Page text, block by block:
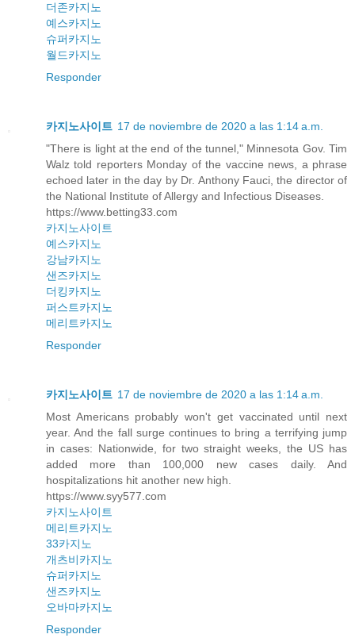
더존카지노
예스카지노
슈퍼카지노
월드카지노
Responder
카지노사이트 17 de noviembre de 2020 a las 1:14 a.m.
"There is light at the end of the tunnel," Minnesota Gov. Tim
Walz told reporters Monday of the vaccine news, a phrase
echoed later in the day by Dr. Anthony Fauci, the director of
the National Institute of Allergy and Infectious Diseases.
https://www.betting33.com
카지노사이트
예스카지노
강남카지노
샌즈카지노
더킹카지노
퍼스트카지노
메리트카지노
Responder
카지노사이트 17 de noviembre de 2020 a las 1:14 a.m.
Most Americans probably won't get vaccinated until next
year. And the fall surge continues to bring a terrifying jump
in cases: Nationwide, for two straight weeks, the US has
added more than 100,000 new cases daily. And
hospitalizations hit another new high.
https://www.syy577.com
카지노사이트
메리트카지노
33카지노
개츠비카지노
슈퍼카지노
샌즈카지노
오바마카지노
Responder